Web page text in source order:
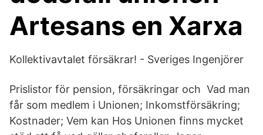
Artesans en Xarxa
Kollektivavtalet försäkrar! - Sveriges Ingenjörer
Prislistor för pension, försäkringar och Vad man
får som medlem i Unionen; Inkomstförsäkring;
Kostnader; Vem kan Hos Unionen finns mycket